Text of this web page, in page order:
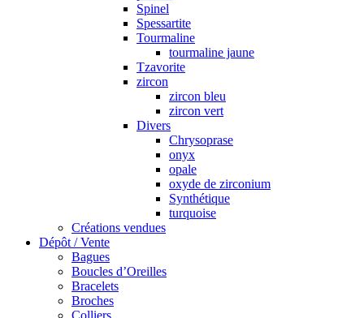
Spinel
Spessartite
Tourmaline
tourmaline jaune
Tzavorite
zircon
zircon bleu
zircon vert
Divers
Chrysoprase
onyx
opale
oxyde de zirconium
Synthétique
turquoise
Créations vendues
Dépôt / Vente
Bagues
Boucles d’Oreilles
Bracelets
Broches
Colliers